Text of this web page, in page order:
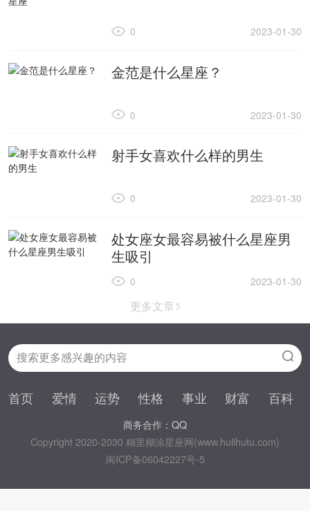
2023-01-30
0
金范是什么星座？
2023-01-30
0
射手女喜欢什么样的男生
2023-01-30
0
处女座女最容易被什么星座男
生吸引
2023-01-30
0
更多文章
首页 爱情 运势 性格 事业 财富 百科
商务合作：QQ
Copyright 2020-2030 糊里糊涂星座网(www.hulihutu.com)
闽ICP备06042227号-5